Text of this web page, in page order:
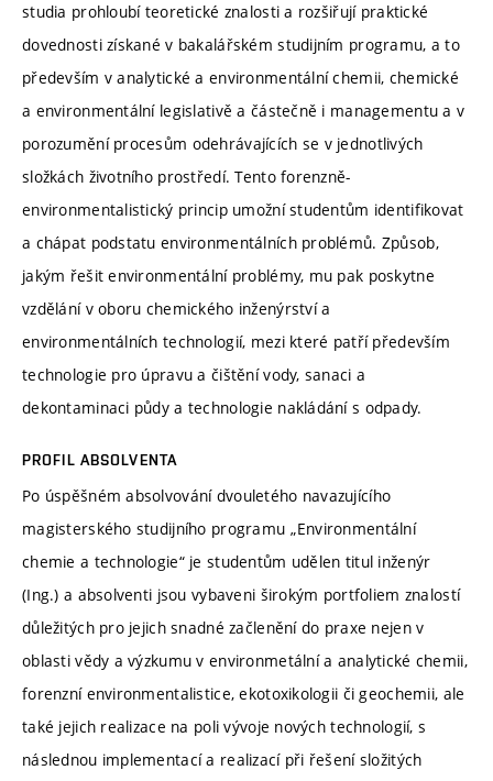
studia prohloubí teoretické znalosti a rozšiřují praktické
dovednosti získané v bakalářském studijním programu, a to
především v analytické a environmentální chemii, chemické
a environmentální legislativě a částečně i managementu a v
porozumění procesům odehrávajících se v jednotlivých
složkách životního prostředí. Tento forenzně-
environmentalistický princip umožní studentům identifikovat
a chápat podstatu environmentálních problémů. Způsob,
jakým řešit environmentální problémy, mu pak poskytne
vzdělání v oboru chemického inženýrství a
environmentálních technologií, mezi které patří především
technologie pro úpravu a čištění vody, sanaci a
dekontaminaci půdy a technologie nakládání s odpady.
PROFIL ABSOLVENTA
Po úspěšném absolvování dvouletého navazujícího
magisterského studijního programu „Environmentální
chemie a technologie“ je studentům udělen titul inženýr
(Ing.) a absolventi jsou vybaveni širokým portfoliem znalostí
důležitých pro jejich snadné začlenění do praxe nejen v
oblasti vědy a výzkumu v environmetální a analytické chemii,
forenzní environmentalistice, ekotoxikologii či geochemii, ale
také jejich realizace na poli vývoje nových technologií, s
následnou implementací a realizací při řešení složitých